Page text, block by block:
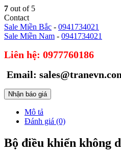
7 out of 5
Contact
Sale Miền Bắc - 0941734021
Sale Miền Nam - 0941734021
Liên hệ: 0977760186
Email:
Nhận báo giá
Mô tả
Đánh giá (0)
Bộ điều khiển không